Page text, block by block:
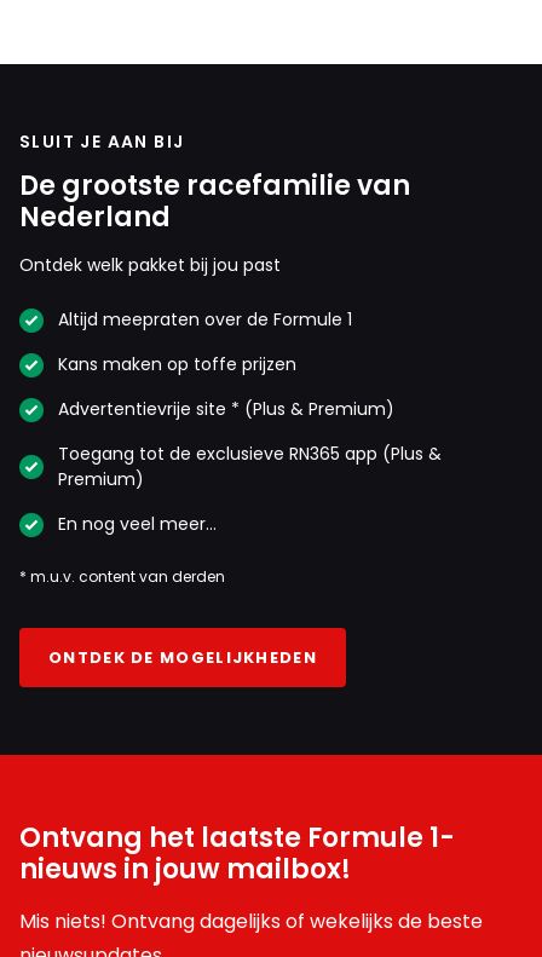
SLUIT JE AAN BIJ
De grootste racefamilie van
Nederland
Ontdek welk pakket bij jou past
Altijd meepraten over de Formule 1
Kans maken op toffe prijzen
Advertentievrije site * (Plus & Premium)
Toegang tot de exclusieve RN365 app (Plus &
Premium)
En nog veel meer…
* m.u.v. content van derden
ONTDEK DE MOGELIJKHEDEN
Ontvang het laatste Formule 1-
nieuws in jouw mailbox!
Mis niets! Ontvang dagelijks of wekelijks de beste